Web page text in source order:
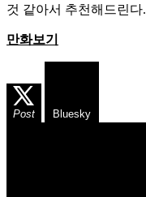
것 같아서 추천해드린다.
만화보기
Post Bluesky